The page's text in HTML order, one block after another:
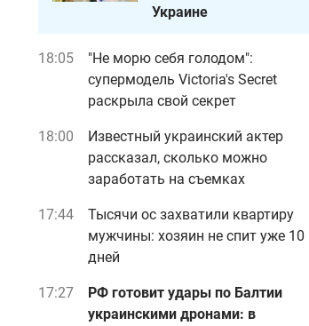
Украине
18:05
"Не морю себя голодом":
супермодель Victoria's Secret
раскрыла свой секрет
18:00
Известный украинский актер
рассказал, сколько можно
заработать на съемках
17:44
Тысячи ос захватили квартиру
мужчины: хозяин не спит уже 10
дней
17:27
РФ готовит удары по Балтии
украинскими дронами: в